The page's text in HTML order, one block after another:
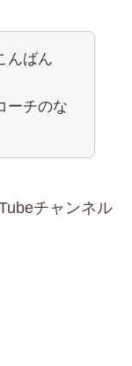
んばん
ーチのな
チャンネル